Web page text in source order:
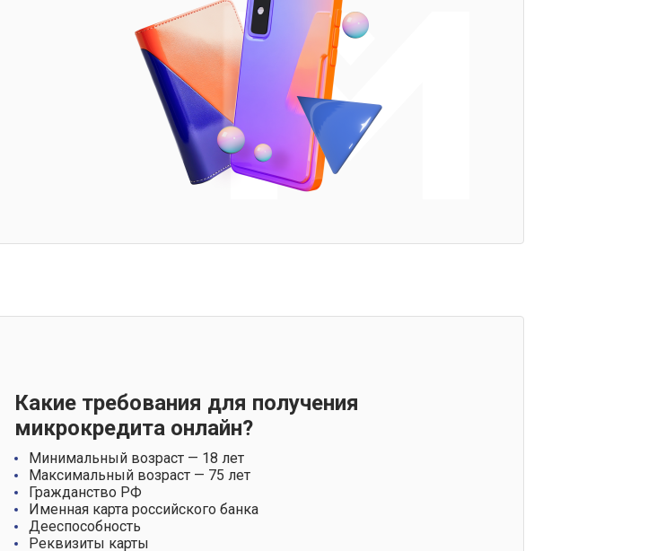
Какие требования для получения
микрокредита онлайн?
Минимальный возраст — 18 лет
Максимальный возраст — 75 лет
Гражданство РФ
Именная карта российского банка
Дееспособность
Реквизиты карты